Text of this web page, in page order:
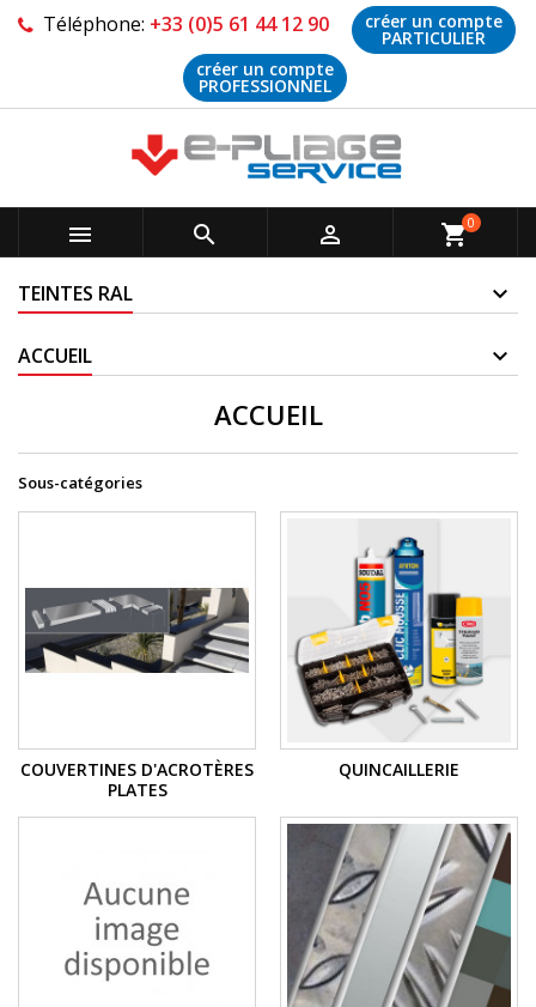
Téléphone: +33 (0)5 61 44 12 90 créer un compte
PARTICULIER
créer un compte
PROFESSIONNEL
   shopping_cart0
TEINTES RAL
ACCUEIL
ACCUEIL
Sous-catégories
COUVERTINES D'ACROTÈRES
PLATES
QUINCAILLERIE